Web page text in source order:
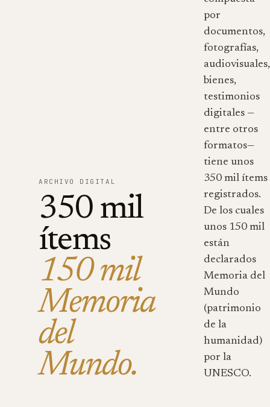
ARCHIVO DIGITAL
350 mil
ítems
150 mil
Memoria
del
Mundo.
por
documentos,
fotografías,
audiovisuales,
bienes,
testimonios
digitales —
entre otros
formatos—
tiene unos
350 mil ítems
registrados.
De los cuales
unos 150 mil
están
declarados
Memoria del
Mundo
(patrimonio
de la
humanidad)
por la
UNESCO.